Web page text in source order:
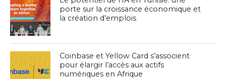
porte sur la croissance économique et
la création d’emplois
Coinbase et Yellow Card s’associent
pour élargir l’accès aux actifs
numériques en Afrique